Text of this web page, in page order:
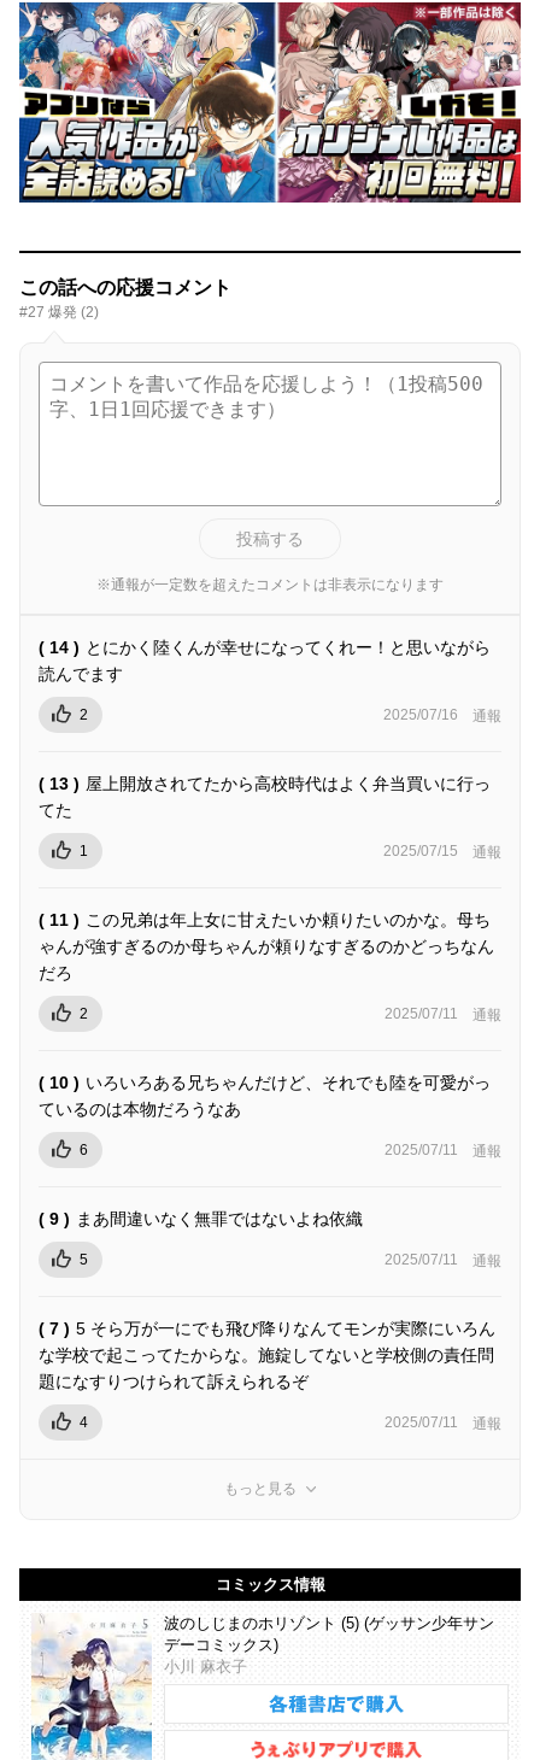
この話への応援コメント
#27 爆発 (2)
投稿する
※通報が一定数を超えたコメントは非表示になります
( 14 ) とにかく陸くんが幸せになってくれー！と思いながら
読んでます
2 2025/07/16 通報
( 13 ) 屋上開放されてたから高校時代はよく弁当買いに行っ
てた
1 2025/07/15 通報
( 11 ) この兄弟は年上女に甘えたいか頼りたいのかな。母ち
ゃんが強すぎるのか母ちゃんが頼りなすぎるのかどっちなん
だろ
2 2025/07/11 通報
( 10 ) いろいろある兄ちゃんだけど、それでも陸を可愛がっ
ているのは本物だろうなあ
6 2025/07/11 通報
( 9 ) まあ間違いなく無罪ではないよね依織
5 2025/07/11 通報
( 7 ) 5 そら万が一にでも飛び降りなんてモンが実際にいろん
な学校で起こってたからな。施錠してないと学校側の責任問
題になすりつけられて訴えられるぞ
4 2025/07/11 通報
もっと見る
コミックス情報
波のしじまのホリゾント (5) (ゲッサン少年サン
デーコミックス)
小川 麻衣子